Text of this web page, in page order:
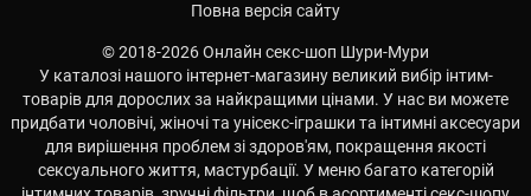
Повна версія сайту
© 2018-2026 Онлайн секс-шоп Шури-Мури
У каталозі нашого інтернет-магазину великий вибір інтим-
товарів для дорослих за найкращими цінами. У нас ви можете
придбати чоловічі, жіночі та унісекс-іграшки та інтимні аксесуари
для вирішення проблем зі здоров'ям, покращення якості
сексуального життя, мастурбації. У меню багато категорій